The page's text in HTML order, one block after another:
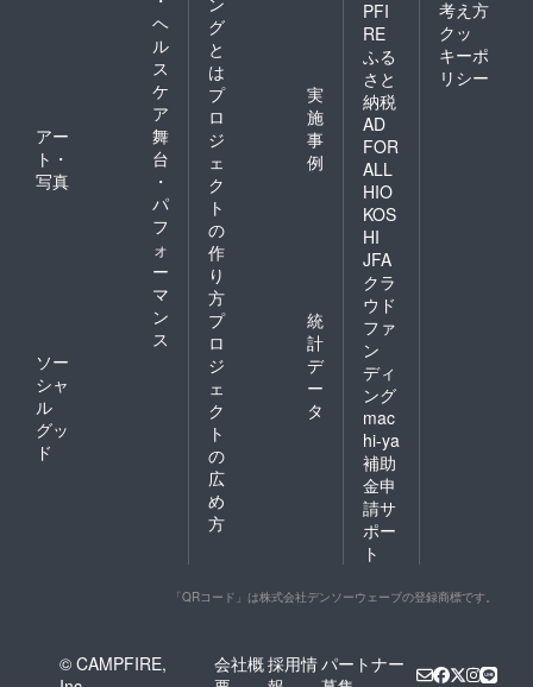
ヘ
ル
ス
ケ
ア
アー
ト・
写真
舞
台
・
パ
フ
ォ
ー
マ
ン
ス
ソー
シャ
ル
グッ
ド
グ
と
は
プ
ロ
ジ
ェ
ク
ト
の
作
り
方
実
施
事
例
プ
ロ
ジ
ェ
ク
ト
の
広
め
方
統
計
デ
ー
タ
PFI
RE
ふる
さと
納税
AD
FOR
ALL
HIO
KOS
HI
JFA
クラ
ウド
ファ
ン
ディ
ング
mac
hi-ya
補助
金申
請サ
ポー
ト
考え方
クッ
キーポ
リシー
「QRコード」は株式会社デンソーウェーブの登録商標です。
© CAMPFIRE,
会社概採用情パートナー